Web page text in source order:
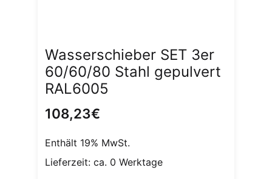
Wasserschieber SET 3er
60/60/80 Stahl gepulvert
RAL6005
108,23€
Enthält 19% MwSt.
Lieferzeit: ca. 0 Werktage